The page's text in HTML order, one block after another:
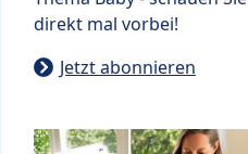
direkt mal vorbei!
Jetzt abonnieren